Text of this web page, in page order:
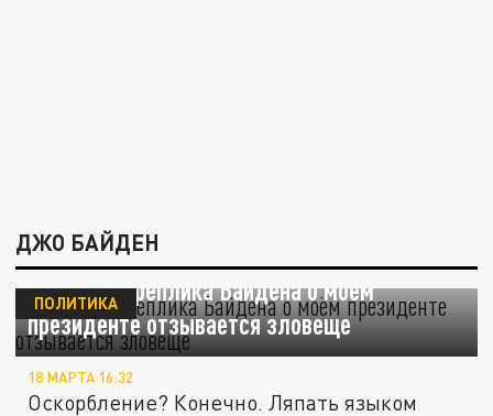
ДЖО БАЙДЕН
В Донецке реплика Байдена о моём
президенте отзывается зловеще
ПОЛИТИКА
18 МАРТА 16:32
Оскорбление? Конечно. Ляпать языком